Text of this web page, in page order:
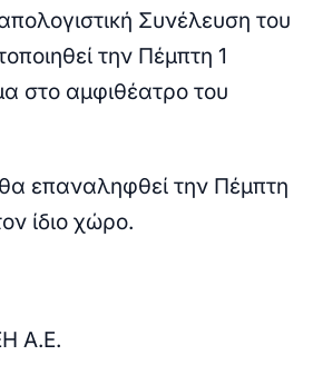
Συνέλευση του
την Πέμπτη 1
στο αμφιθέατρο του
επαναληφθεί την Πέμπτη
ίδιο χώρο.
Α.Ε.